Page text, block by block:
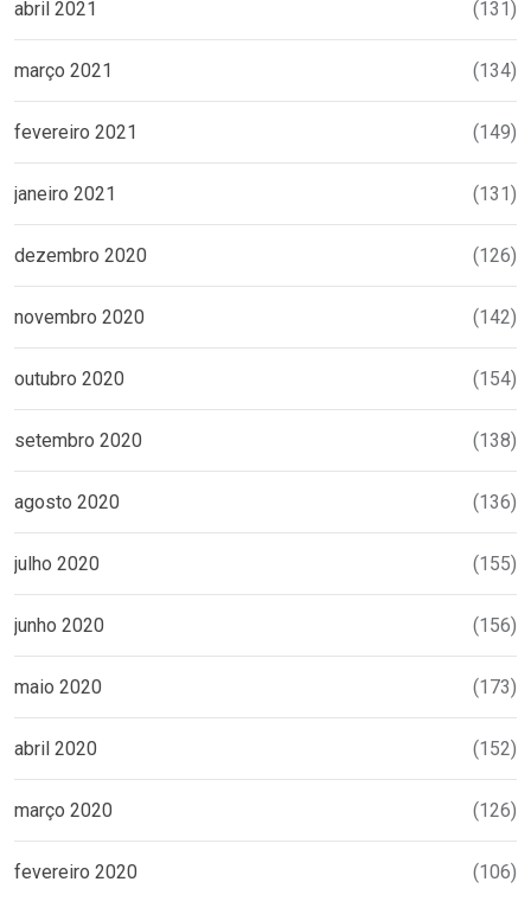
abril 2021 (131)
março 2021 (134)
fevereiro 2021 (149)
janeiro 2021 (131)
dezembro 2020 (126)
novembro 2020 (142)
outubro 2020 (154)
setembro 2020 (138)
agosto 2020 (136)
julho 2020 (155)
junho 2020 (156)
maio 2020 (173)
abril 2020 (152)
março 2020 (126)
fevereiro 2020 (106)